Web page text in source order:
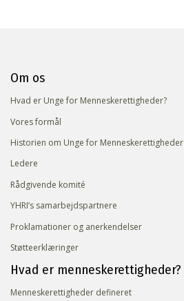
Om os
Hvad er Unge for Menneskerettigheder?
Vores formål
Historien om Unge for Menneskerettigheder
Ledere
Rådgivende komité
YHRI’s samarbejdspartnere
Proklamationer og anerkendelser
Støtteerklæringer
Hvad er menneskerettigheder?
Menneskerettigheder defineret